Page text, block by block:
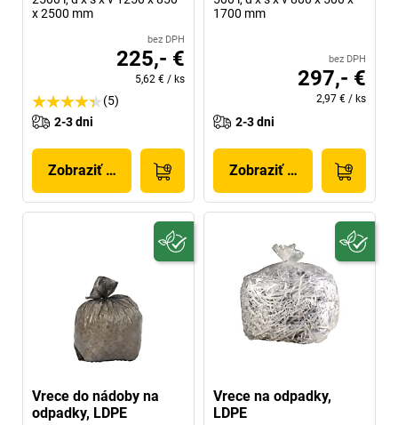
x 2500 mm
bez DPH
225,- €
5,62 € / ks
(5)
2-3 dni
Zobraziť produkt
1700 mm
bez DPH
297,- €
2,97 € / ks
2-3 dni
Zobraziť produkt
Vrece do nádoby na
odpadky, LDPE
Vrece na odpadky,
LDPE